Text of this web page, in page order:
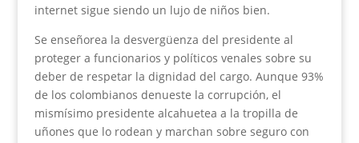
internet sigue siendo un lujo de niños bien.
Se enseñorea la desvergüenza del presidente al
proteger a funcionarios y políticos venales sobre su
deber de respetar la dignidad del cargo. Aunque 93%
de los colombianos denueste la corrupción, el
mismísimo presidente alcahuetea a la tropilla de
uñones que lo rodean y marchan sobre seguro con